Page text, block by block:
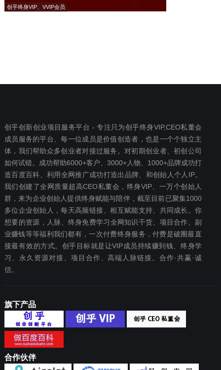
创乎终身VIP、VVIP会员
创乎创新创业项目服务平台 - 专注只为创乎终身VIP,CEO私董会
成员服务的平台、每一位成员是价值创造者，也是一个个独立主
体，我们帮助众多创业者对接过服务。对初期创业者、初创公司
如何试错。成功帮助6000+客户、3000+人物、1000+品牌成功打
造百度百科、利用全网推广成功打造出品牌、和创始人个人IP。
我们创建了全网质量超高CEO私董会，终身VIP、一万个创始人
群，来为企业创始人提供终身赋能与陪伴，截至目前已聚集1000
多位企业创始人，每天高频链接、相互赋能支持、共同成长。你
想要‬的资源，人脉、终身免费学习全网知识干货、项目合作、副
业赚钱等等福利我们都‬有，一次付费终‬身服务，付费是破圈最‬直
接最有效‬的方式。创乎目标就是让VIP成员持续赚到钱、终身学
习、永久资源对接、项目合作、高端人脉链接。合作·共赢·诚
信。
旗下产品
合作伙伴